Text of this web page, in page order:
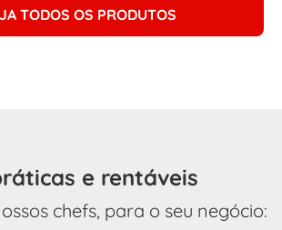
TODOS OS PRODUTOS
e rentáveis
chefs, para o seu negócio: